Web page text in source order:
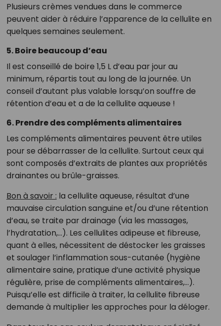
Plusieurs crèmes vendues dans le commerce
peuvent aider à réduire l’apparence de la cellulite en
quelques semaines seulement.
5. Boire beaucoup d’eau
Il est conseillé de boire 1,5 L d’eau par jour au
minimum, répartis tout au long de la journée. Un
conseil d’autant plus valable lorsqu’on souffre de
rétention d’eau et a de la cellulite aqueuse !
6. Prendre des compléments alimentaires
Les compléments alimentaires peuvent être utiles
pour se débarrasser de la cellulite. Surtout ceux qui
sont composés d’extraits de plantes aux propriétés
drainantes ou brûle-graisses.
Bon à savoir : la cellulite aqueuse, résultat d’une
mauvaise circulation sanguine et/ou d’une rétention
d’eau, se traite par drainage (via les massages,
l’hydratation,…). Les cellulites adipeuse et fibreuse,
quant à elles, nécessitent de déstocker les graisses
et soulager l’inflammation sous-cutanée (hygiène
alimentaire saine, pratique d’une activité physique
régulière, prise de compléments alimentaires,…).
Puisqu’elle est difficile à traiter, la cellulite fibreuse
demande à multiplier les approches pour la déloger.